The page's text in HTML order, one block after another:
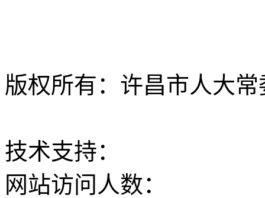
版权所有：许昌市人大
技术支持：
网站访问人数：